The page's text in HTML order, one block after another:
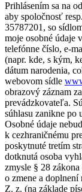
Prihlásením sa na
aby spoločnosť
35787201, so
moje osobné údaje
telefónne číslo, e-
(napr. kde, s kým,
dátum narodenia,
webovom sídle
obrazový záznam
prevádzkovateľa.
súhlasu zanikne po
Osobné údaje
k cezhraničnému
poskytnuté tretím
dotknutá osoba
zmysle § 28
o zmene a
Z. z. (na základe